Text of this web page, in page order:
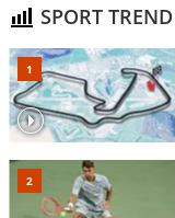
SPORT TREND